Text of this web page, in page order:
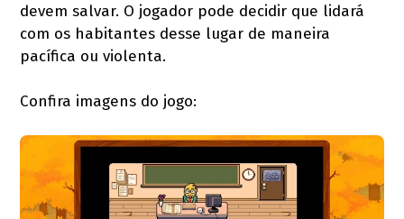
devem salvar. O jogador pode decidir que lidará
com os habitantes desse lugar de maneira
pacífica ou violenta.
Confira imagens do jogo: